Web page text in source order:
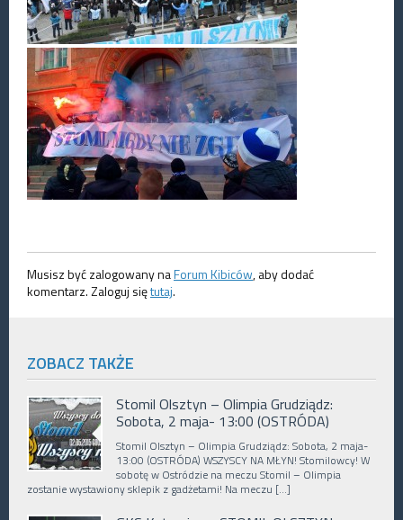
Musisz być zalogowany naForum Kibiców, aby dodać
komentarz. Zaloguj siętutaj.
ZOBACZ TAKŻE
Stomil Olsztyn – Olimpia Grudziądz:
Sobota, 2 maja- 13:00 (OSTRÓDA)
Stomil Olsztyn – Olimpia Grudziądz: Sobota, 2 maja-
13:00 (OSTRÓDA) WSZYSCY NA MŁYN! Stomilowcy! W
sobotę w Ostródzie na meczu Stomil – Olimpia
zostanie wystawiony sklepik z gadżetami! Na meczu […]